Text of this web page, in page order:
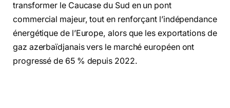
transformer le Caucase du Sud en un pont
commercial majeur, tout en renforçant l’indépendance
énergétique de l’Europe, alors que les exportations de
gaz azerbaïdjanais vers le marché européen ont
progressé de 65 % depuis 2022.